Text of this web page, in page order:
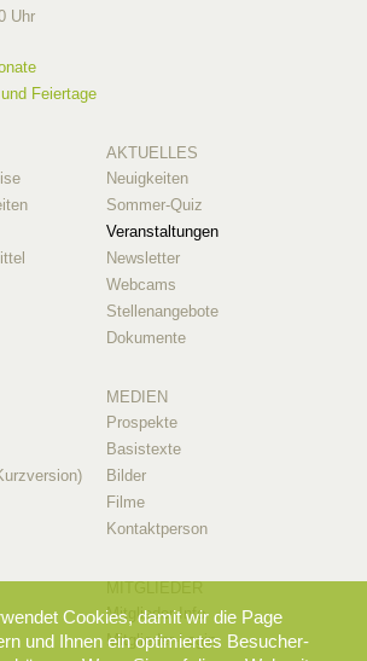
Uhr
Feiertage
AKTUELLES
Neuigkeiten
Sommer-Quiz
Veranstaltungen
Newsletter
Webcams
Stellenangebote
Dokumente
MEDIEN
Prospekte
Basistexte
Bilder
Filme
Kontaktperson
Mitglieder-Info
Mitglieder-Login
Cookies, damit wir die Page
und Ihnen ein optimiertes Besucher-